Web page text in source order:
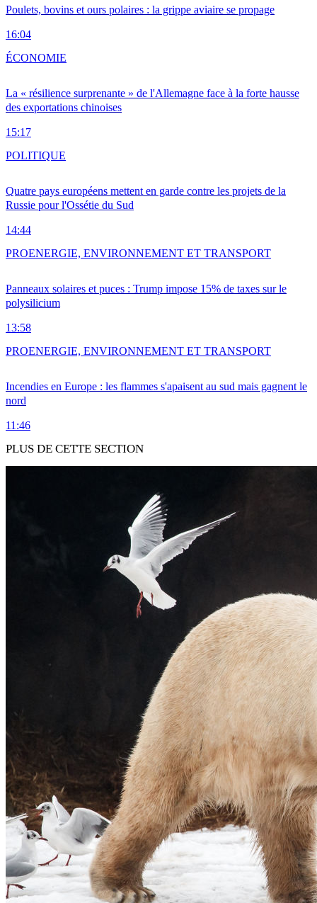
Poulets, bovins et ours polaires : la grippe aviaire se propage
16:04
La « résilience surprenante » de l'Allemagne face à la forte hausse
des exportations chinoises
15:17
ÉCONOMIE
Quatre pays européens mettent en garde contre les projets de la
Russie pour l'Ossétie du Sud
14:44
POLITIQUE
Panneaux solaires et puces : Trump impose 15% de taxes sur le
polysilicium
13:58
PROENERGIE, ENVIRONNEMENT ET TRANSPORT
Incendies en Europe : les flammes s'apaisent au sud mais gagnent le
nord
11:46
PROENERGIE, ENVIRONNEMENT ET TRANSPORT
PLUS DE CETTE SECTION